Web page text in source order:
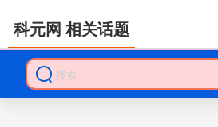
科元网 相关话题